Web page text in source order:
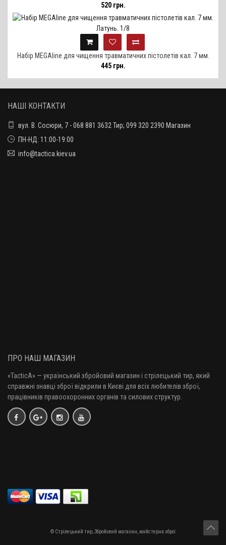
520 грн.
Набір MEGAline для чищення травматичних пістолетів кал. 7 мм.
Латунь. 1/8
445 грн.
НАШІ КОНТАКТИ
вул. В. Сосюри, 7 - 068 881 3632 Тир; 099 320 2390 Магазин
ПН-НД: 11:00-19:00
info@tactica.kiev.ua
ПРО НАШ МАГАЗИН
«TacticA» — український збройовий магазин і стрілецький тир, який
справжні знавці зброї відкрили в Києві для всіх любителів зброї,
працівників правоохоронних органів та силових структур.
© Стрілецький тир, Збройовий магазин, майстерня зброї